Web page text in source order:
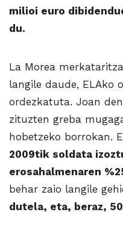
milioi euro
du.
La Morea
langile daude, ELAko
ordezkatuta. Joan
zituzten greba
hobetzeko borrokan.
2009tik soldata
erosahalmenaren
behar zaio langile
dutela, eta, beraz,